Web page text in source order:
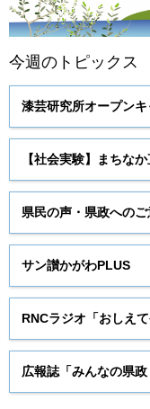
今週のトピックス
漆芸研究所オープンキ
【社会実験】まちな
県民の声・県政への
サン讃かがわPLUS
RNCラジオ「おしえて
広報誌「みんなの県